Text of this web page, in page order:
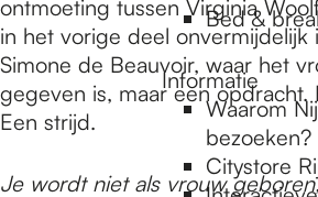
Bed &
Informatie
Waarom
bezoeken?
Citystore
ontmoeting tussen Virginia
in het vorige deel onvermijdelijk
Simone de Beauvoir, waar het
gegeven is, maar een opdracht.
Een strijd.
Je wordt niet als vrouw